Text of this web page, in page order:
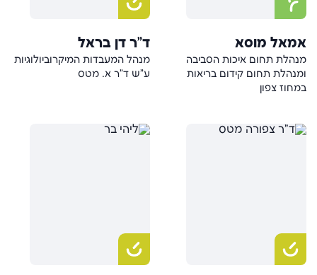
אמאל מוסא
מנהלת תחום איכות הסביבה
ומנהלת תחום קידום בריאות
במחוז צפון
ד"ר דן בראל
מנהל המעבדות המיקרוביולוגיות
ע"ש ד"ר א. מטס